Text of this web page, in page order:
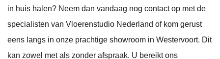
in huis halen? Neem dan vandaag nog contact op met de
specialisten van Vloerenstudio Nederland of kom gerust
eens langs in onze prachtige showroom in Westervoort. Dit
kan zowel met als zonder afspraak. U bereikt ons